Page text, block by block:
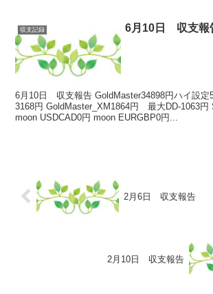
収支記録 6月10日 収支報
6月10日 収支報告 GoldMaster34898円ハイ設
3168円 GoldMaster_XM1864円 最大DD-1063円
moon USDCAD0円 moon EURGBP0円...
2月6日 収支報告
2月10日 収支報告